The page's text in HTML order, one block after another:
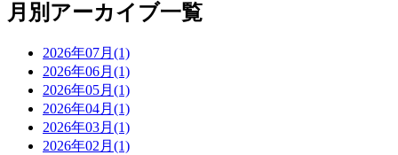
月別アーカイブ一覧
2026年07月(1)
2026年06月(1)
2026年05月(1)
2026年04月(1)
2026年03月(1)
2026年02月(1)